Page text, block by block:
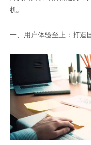
机。
一、用户体验至上：打造